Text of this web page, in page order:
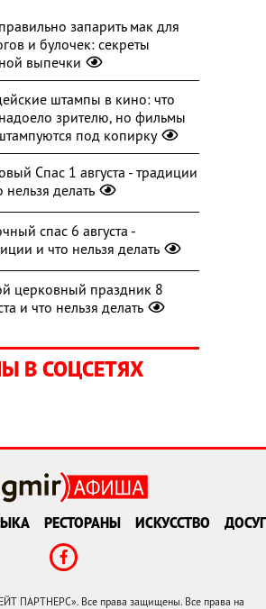
запарить мак для
и булочек: секреты
выпечки
штампы в кино: что
зрителю, но фильмы
под копирку
Спас 1 августа - традиции
нельзя делать
спас 6 августа -
и что нельзя делать
церковный праздник 8
и что нельзя делать
В СОЦСЕТЯХ
РЕСТОРАНЫ ИСКУССТВО ДОСУГ
ПАРТНЕРС». Все права защищены. Все права на